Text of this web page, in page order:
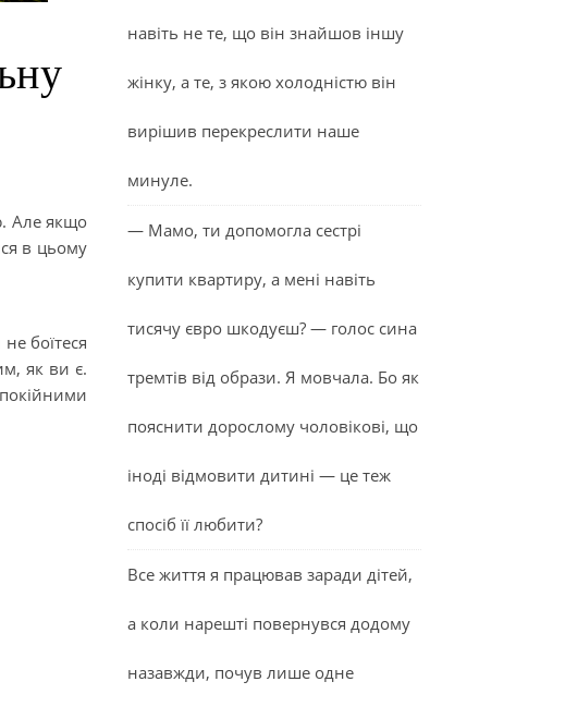
Але якщо
в цьому
боїтеся
як ви є.
навіть не те, що він знайшов іншу
жінку, а те, з якою холодністю він
вирішив перекреслити наше
минуле.
— Мамо, ти допомогла сестрі
купити квартиру, а мені навіть
тисячу євро шкодуєш? — голос сина
тремтів від образи. Я мовчала. Бо як
пояснити дорослому чоловікові, що
іноді відмовити дитині — це теж
спосіб її любити?
Все життя я працював заради дітей,
а коли нарешті повернувся додому
назавжди, почув лише одне